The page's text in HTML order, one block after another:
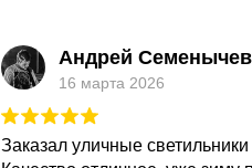
Андрей Семенычев
16 марта 2026
Заказал уличные